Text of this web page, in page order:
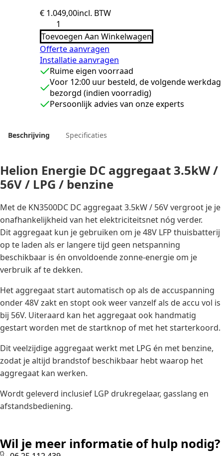
€ 1.049,00incl. BTW
Helion
Energie
DC
aggregaat
3.5kW
/
56V
LPG
benzine
aantal
Toevoegen Aan Winkelwagen
Offerte aanvragen
Installatie aanvragen
Ruime eigen voorraad
Voor 12:00 uur besteld, de volgende werkdag
bezorgd (indien voorradig)
Persoonlijk advies van onze experts
Beschrijving Specificaties
Helion Energie DC aggregaat 3.5kW /
56V / LPG / benzine
Met de KN3500DC DC aggregaat 3.5kW / 56V vergroot je je
onafhankelijkheid van het elektriciteitsnet nóg verder.
Dit aggregaat kun je gebruiken om je 48V LFP thuisbatterij
op te laden als er langere tijd geen netspanning
beschikbaar is én onvoldoende zonne-energie om je
verbruik af te dekken.
Het aggregaat start automatisch op als de accuspanning
onder 48V zakt en stopt ook weer vanzelf als de accu vol is
bij 56V. Uiteraard kan het aggregaat ook handmatig
gestart worden met de startknop of met het starterkoord.
Dit veelzijdige aggregaat werkt met LPG én met benzine,
zodat je altijd brandstof beschikbaar hebt waarop het
aggregaat kan werken.
Wordt geleverd inclusief LGP drukregelaar, gasslang en
afstandsbediening.
Wil je meer informatie of hulp nodig?